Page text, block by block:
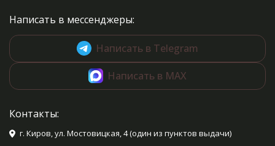
Написать в мессенджеры:
Написать в Telegram
Написать в MAX
Контакты:
г. Киров, ул. Мостовицкая, 4 (один из пунктов выдачи)